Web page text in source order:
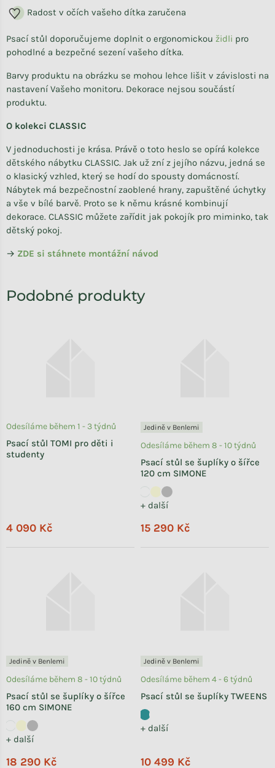
Radost v očích vašeho dítka zaručena
Psací stůl doporučujeme doplnit o ergonomickou židli pro
pohodlné a bezpečné sezení vašeho dítka.
Barvy produktu na obrázku se mohou lehce lišit v závislosti na
nastavení Vašeho monitoru. Dekorace nejsou součástí
produktu.
O kolekci CLASSIC
V jednoduchosti je krása. Právě o toto heslo se opírá kolekce
dětského nábytku CLASSIC. Jak už zní z jejího názvu, jedná se
o klasický vzhled, který se hodí do spousty domácností.
Nábytek má bezpečnostní zaoblené hrany, zapuštěné úchytky
a vše v bílé barvě. Proto se k němu krásné kombinují
dekorace. CLASSIC můžete zařídit jak pokojík pro miminko, tak
dětský pokoj.
→ ZDE si stáhnete montážní návod
Psací stůl TOMI pro děti i
studenty
Odesíláme během 1 - 3 týdnů
4 090 Kč
Jedině v Benlemi
Psací stůl se šuplíky o šířce
120 cm SIMONE
+ další
Odesíláme během 8 - 10 týdnů
15 290 Kč
Jedině v Benlemi
Psací stůl se šuplíky o šířce
160 cm SIMONE
+ další
Odesíláme během 8 - 10 týdnů
18 290 Kč
Jedině v Benlemi
Psací stůl se šuplíky TWEENS
+ další
Odesíláme během 4 - 6 týdnů
10 499 Kč